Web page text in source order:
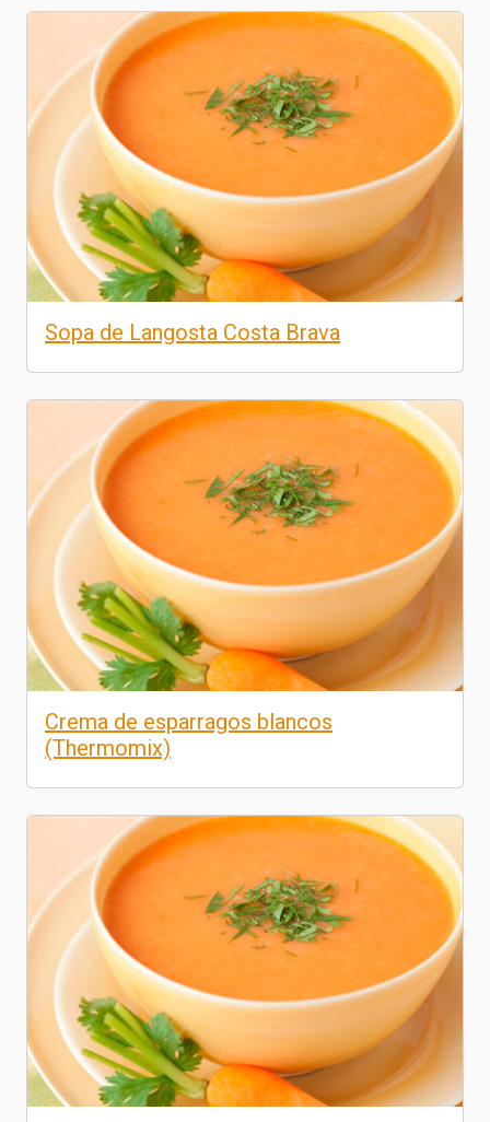
Sopa de Langosta Costa Brava
Crema de esparragos blancos
(Thermomix)